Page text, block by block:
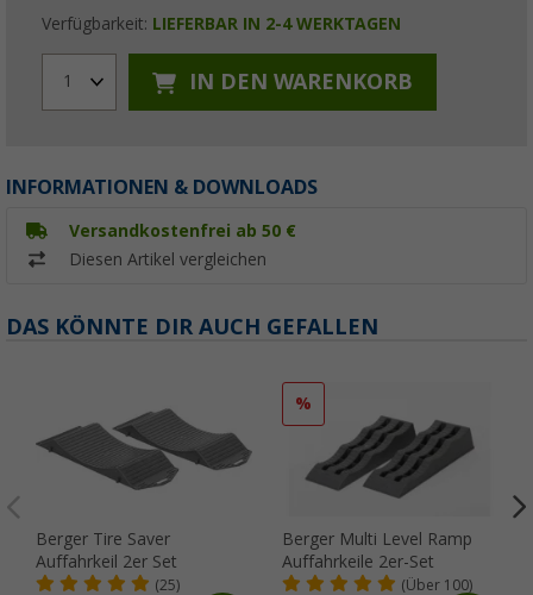
Verfügbarkeit: LIEFERBAR IN 2-4 WERKTAGEN
1 IN DEN WARENKORB
INFORMATIONEN & DOWNLOADS
Versandkostenfrei ab 50 €
Diesen Artikel vergleichen
DAS KÖNNTE DIR AUCH GEFALLEN
Berger Tire Saver
Auffahrkeil 2er Set
(25)
%
Berger Multi Level Ramp
Auffahrkeile 2er-Set
(Über 100)